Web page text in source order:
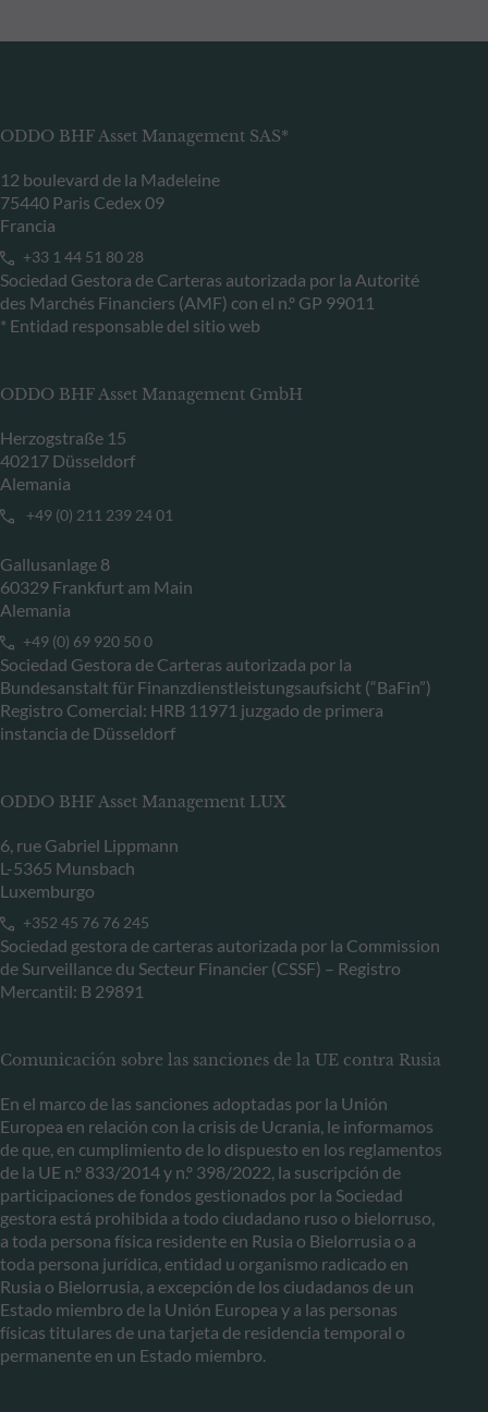
ODDO BHF Asset Management SAS*
12 boulevard de la Madeleine
75440 Paris Cedex 09
Francia
+33 1 44 51 80 28
Sociedad Gestora de Carteras autorizada por la Autorité
des Marchés Financiers (AMF) con el n.º GP 99011
* Entidad responsable del sitio web
ODDO BHF Asset Management GmbH
Herzogstraße 15
40217 Düsseldorf
Alemania
+49 (0) 211 239 24 01
Gallusanlage 8
60329 Frankfurt am Main
Alemania
+49 (0) 69 920 50 0
Sociedad Gestora de Carteras autorizada por la
Bundesanstalt für Finanzdienstleistungsaufsicht (“BaFin”)
Registro Comercial: HRB 11971 juzgado de primera
instancia de Düsseldorf
ODDO BHF Asset Management LUX
6, rue Gabriel Lippmann
L-5365 Munsbach
Luxemburgo
+352 45 76 76 245
Sociedad gestora de carteras autorizada por la Commission
de Surveillance du Secteur Financier (CSSF) – Registro
Mercantil: B 29891
Comunicación sobre las sanciones de la UE contra Rusia
En el marco de las sanciones adoptadas por la Unión
Europea en relación con la crisis de Ucrania, le informamos
de que, en cumplimiento de lo dispuesto en los reglamentos
de la UE n.º 833/2014 y n.º 398/2022, la suscripción de
participaciones de fondos gestionados por la Sociedad
gestora está prohibida a todo ciudadano ruso o bielorruso,
a toda persona física residente en Rusia o Bielorrusia o a
toda persona jurídica, entidad u organismo radicado en
Rusia o Bielorrusia, a excepción de los ciudadanos de un
Estado miembro de la Unión Europea y a las personas
físicas titulares de una tarjeta de residencia temporal o
permanente en un Estado miembro.